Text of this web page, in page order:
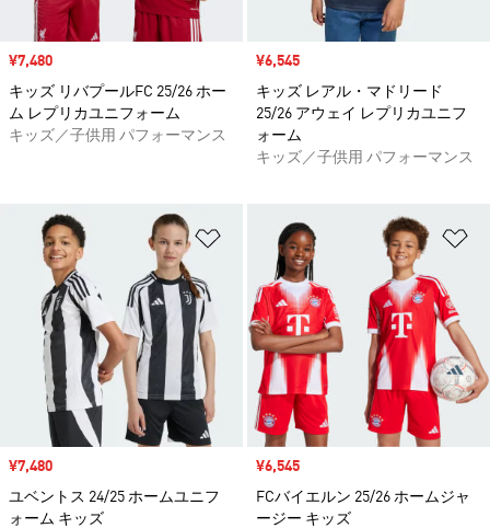
セール価格
¥7,480
キッズ リバプールFC 25/26 ホー
ム レプリカユニフォーム
キッズ／子供用 パフォーマンス
セール価格
¥6,545
キッズ レアル・マドリード
25/26 アウェイ レプリカユニフ
ォーム
キッズ／子供用 パフォーマンス
ほしいものリストに追加
セール価格
¥7,480
ユベントス 24/25 ホームユニフ
ォーム キッズ
セール価格
¥6,545
FCバイエルン 25/26 ホームジャ
ージー キッズ